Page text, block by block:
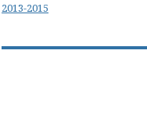
2013-2015